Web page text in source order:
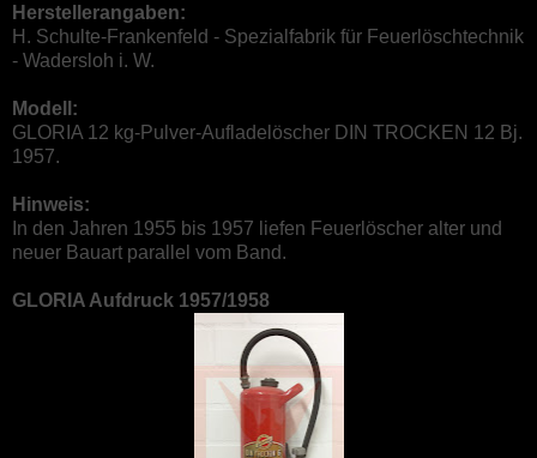
Herstellerangaben:
H. Schulte-Frankenfeld - Spezialfabrik für Feuerlöschtechnik
- Wadersloh i. W.
Modell:
GLORIA 12 kg-Pulver-Aufladelöscher DIN TROCKEN 12 Bj.
1957.
Hinweis:
In den Jahren 1955 bis 1957 liefen Feuerlöscher alter und
neuer Bauart parallel vom Band.
GLORIA Aufdruck 1957/1958